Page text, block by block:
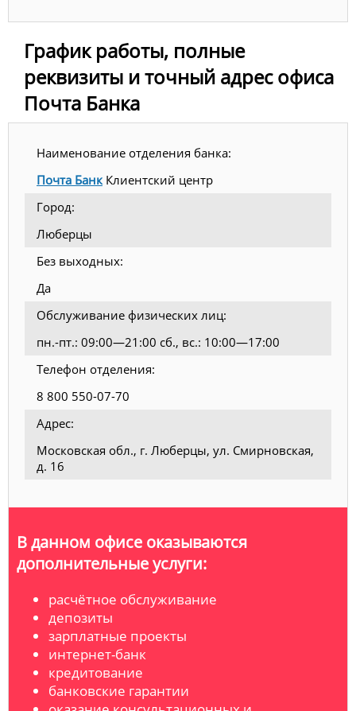
График работы, полные
реквизиты и точный адрес офиса
Почта Банка
Наименование отделения банка:
Почта БанкКлиентский центр
Город:
Люберцы
Без выходных:
Да
Обслуживание физических лиц:
пн.-пт.: 09:00—21:00 сб., вс.: 10:00—17:00
Телефон отделения:
8 800 550-07-70
Адрес:
Московская обл., г. Люберцы, ул. Смирновская,
д. 16
В данном офисе оказываются
дополнительные услуги:
расчётное обслуживание
депозиты
зарплатные проекты
интернет-банк
кредитование
банковские гарантии